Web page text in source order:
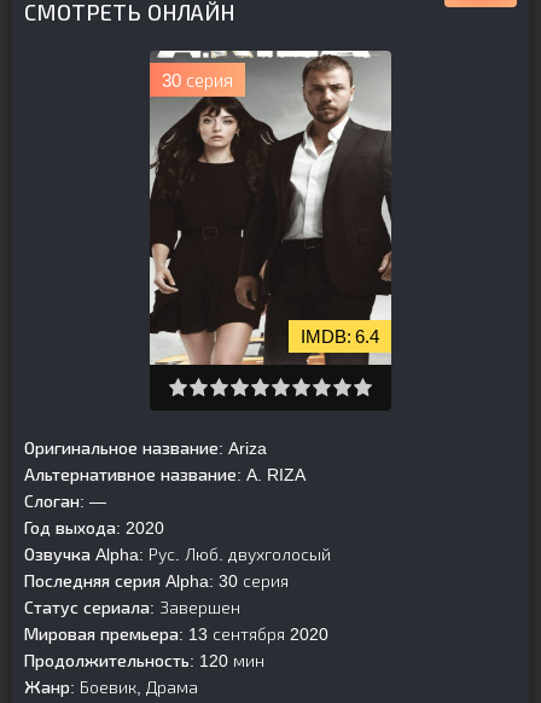
СМОТРЕТЬ ОНЛАЙН
30 серия
6.4
Оригинальное название: Ariza
Альтернативное название: A. RIZA
Слоган: —
Год выхода: 2020
Озвучка Alpha: Рус. Люб. двухголосый
Последняя серия Alpha: 30 серия
Статус сериала: Завершен
Мировая премьера: 13 сентября 2020
Продолжительность: 120 мин
Жанр: Боевик, Драма